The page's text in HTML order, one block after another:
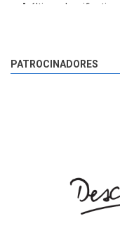
A última classificativa
PATROCINADORES